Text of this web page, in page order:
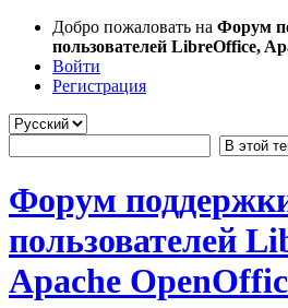
Добро пожаловать на Форум
пользователей LibreOffice,
Войти
Регистрация
Форум
пользователей
Apache